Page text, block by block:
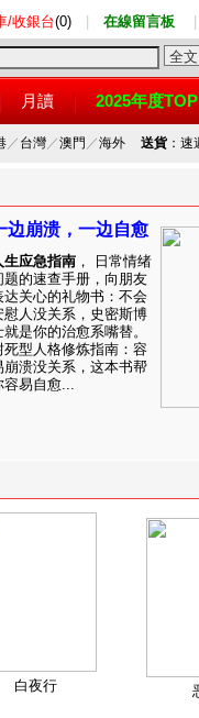
/收銀台(0) 在線留言板
月讀 2025年度TOP
／ 台灣／澳門 ／海外 送貨：速
边崩溃，一边自愈
生应急指南 ， 日常情绪
题的速查手册，向朋友
达关心的礼物书：不会
慰人没关系，史密斯博
就是你的治愈系嘴替。
死型人格修炼指南：容
崩溃没关系，这本书帮
容易自愈...
白夜行